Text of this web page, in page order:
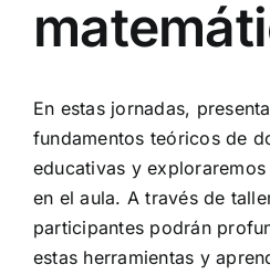
En estas jornadas,
fundamentos teóricos de
educativas y
en el aula. A través de
participantes podrán
estas herramientas y